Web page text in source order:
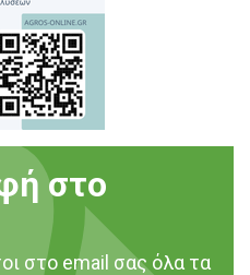
στο
στο email σας όλα τα